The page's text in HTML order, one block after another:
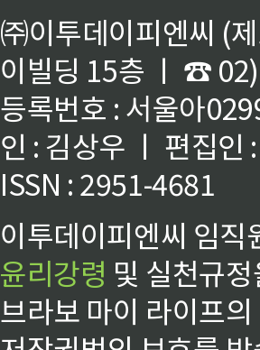
㈜이투데이피엔씨 (
이빌딩 15층 ㅣ ☎
등록번호 : 서울아
인 : 김상우 ㅣ 편집인
ISSN : 2951-4681
이투데이피엔씨 임
윤리강령 및 실천규
브라보 마이 라이프